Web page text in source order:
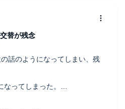
話のようになってしまい、残
ってしまった。
フェルディナンド様のセリフが
思うと残念だなぁ。
替が残念